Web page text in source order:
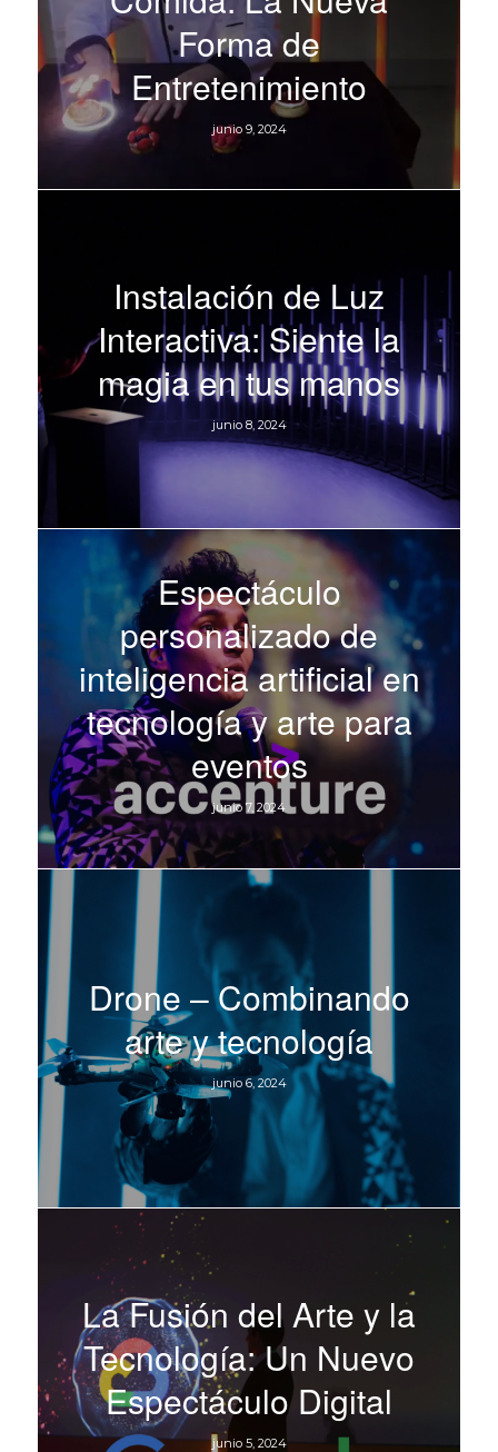
Forma de
Entretenimiento
junio 9, 2024
Instalación de Luz
Interactiva: Siente la
magia en tus manos
junio 8, 2024
Espectáculo
personalizado de
inteligencia artificial en
tecnología y arte para
eventos
junio 7, 2024
Drone – Combinando
arte y tecnología
junio 6, 2024
La Fusión del Arte y la
Tecnología: Un Nuevo
Espectáculo Digital
junio 5, 2024